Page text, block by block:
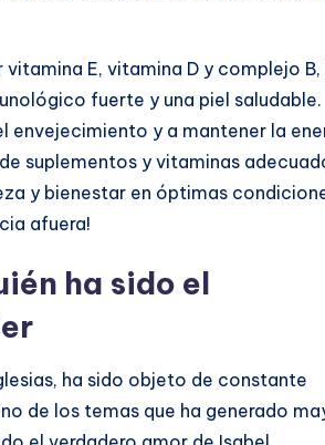
E, vitamina D y complejo B,
fuerte y una piel saludable.
envejecimiento y a mantener la
suplementos y vitaminas
y bienestar en óptimas
afuera!
ha sido el
ha sido objeto de constante
de los temas que ha generado